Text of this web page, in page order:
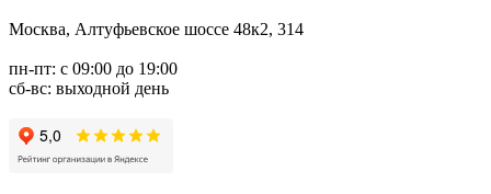
Москва, Алтуфьевское шоссе 48к2, 314
пн-пт: с 09:00 до 19:00
сб-вс: выходной день